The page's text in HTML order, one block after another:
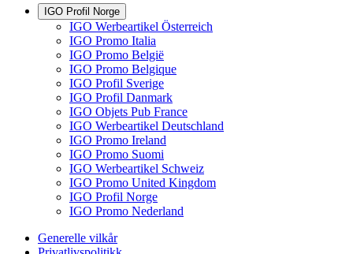
IGO Profil Norge
IGO Werbeartikel Österreich
IGO Promo Italia
IGO Promo België
IGO Promo Belgique
IGO Profil Sverige
IGO Profil Danmark
IGO Objets Pub France
IGO Werbeartikel Deutschland
IGO Promo Ireland
IGO Promo Suomi
IGO Werbeartikel Schweiz
IGO Promo United Kingdom
IGO Profil Norge
IGO Promo Nederland
Generelle vilkår